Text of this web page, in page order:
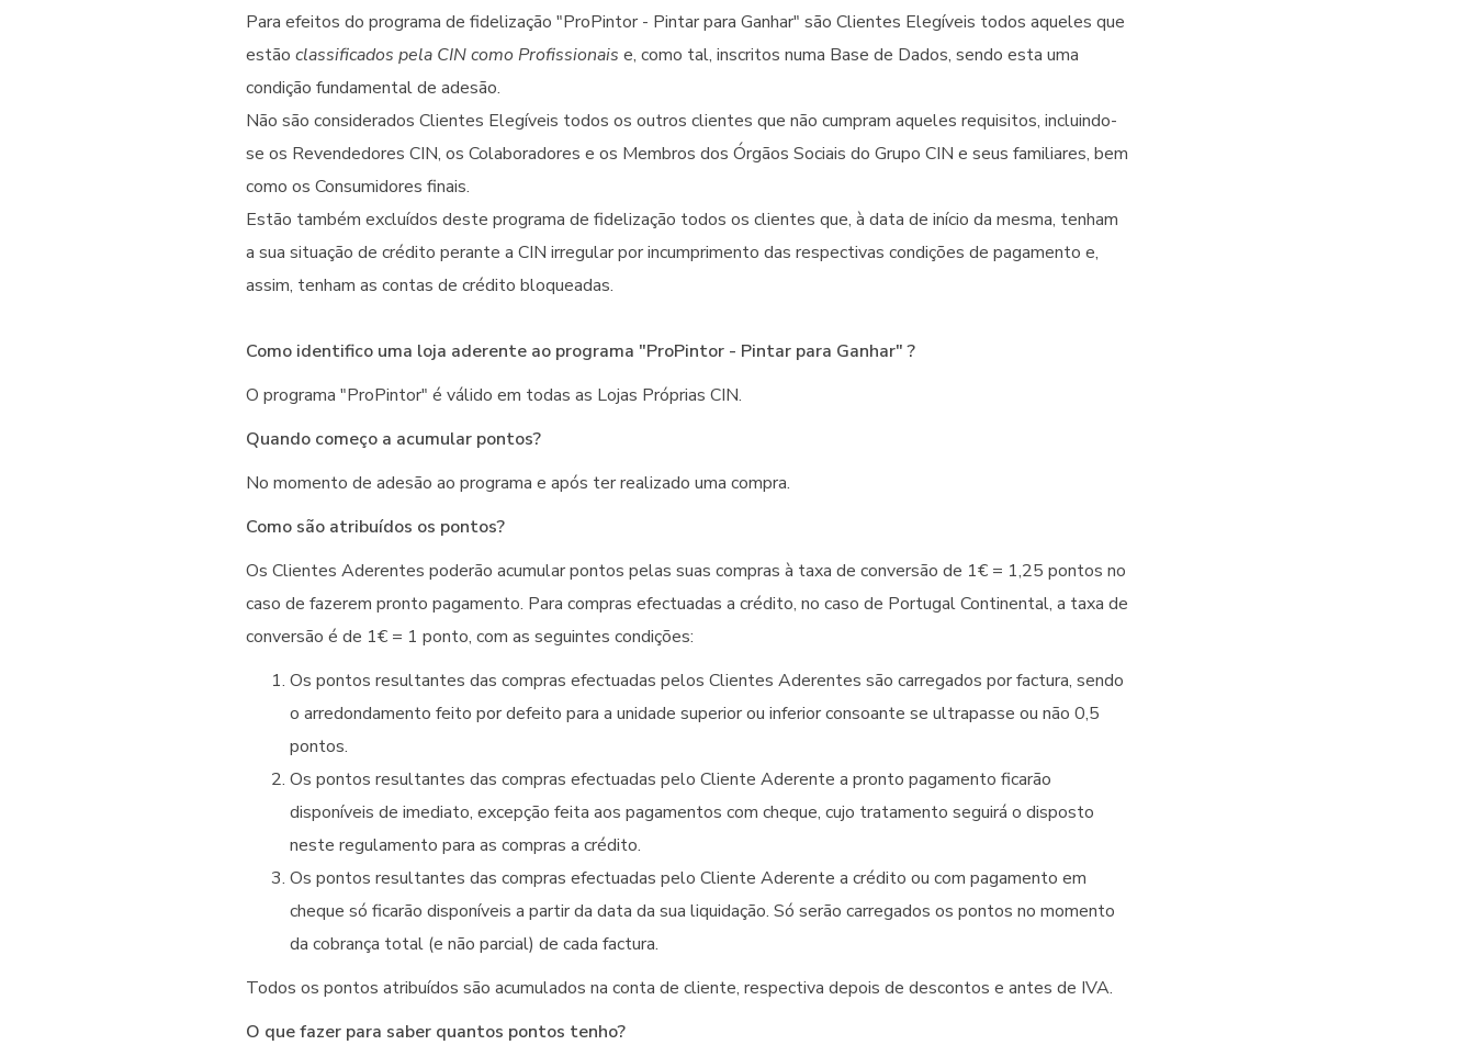
Para efeitos do programa de fidelização "ProPintor - Pintar para Ganhar" são Clientes Elegíveis todos aqueles que
estão classificados pela CIN como Profissionais e, como tal, inscritos numa Base de Dados, sendo esta uma
condição fundamental de adesão.
Não são considerados Clientes Elegíveis todos os outros clientes que não cumpram aqueles requisitos, incluindo-
se os Revendedores CIN, os Colaboradores e os Membros dos Órgãos Sociais do Grupo CIN e seus familiares, bem
como os Consumidores finais.
Estão também excluídos deste programa de fidelização todos os clientes que, à data de início da mesma, tenham
a sua situação de crédito perante a CIN irregular por incumprimento das respectivas condições de pagamento e,
assim, tenham as contas de crédito bloqueadas.
Como identifico uma loja aderente ao programa "ProPintor - Pintar para Ganhar" ?
O programa "ProPintor" é válido em todas as Lojas Próprias CIN.
Quando começo a acumular pontos?
No momento de adesão ao programa e após ter realizado uma compra.
Como são atribuídos os pontos?
Os Clientes Aderentes poderão acumular pontos pelas suas compras à taxa de conversão de 1€ = 1,25 pontos no
caso de fazerem pronto pagamento. Para compras efectuadas a crédito, no caso de Portugal Continental, a taxa de
conversão é de 1€ = 1 ponto, com as seguintes condições:
Os pontos resultantes das compras efectuadas pelos Clientes Aderentes são carregados por factura, sendo
o arredondamento feito por defeito para a unidade superior ou inferior consoante se ultrapasse ou não 0,5
pontos.
Os pontos resultantes das compras efectuadas pelo Cliente Aderente a pronto pagamento ficarão
disponíveis de imediato, excepção feita aos pagamentos com cheque, cujo tratamento seguirá o disposto
neste regulamento para as compras a crédito.
Os pontos resultantes das compras efectuadas pelo Cliente Aderente a crédito ou com pagamento em
cheque só ficarão disponíveis a partir da data da sua liquidação. Só serão carregados os pontos no momento
da cobrança total (e não parcial) de cada factura.
Todos os pontos atribuídos são acumulados na conta de cliente, respectiva depois de descontos e antes de IVA.
O que fazer para saber quantos pontos tenho?